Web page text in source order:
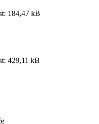
184,47 kB
429,11 kB